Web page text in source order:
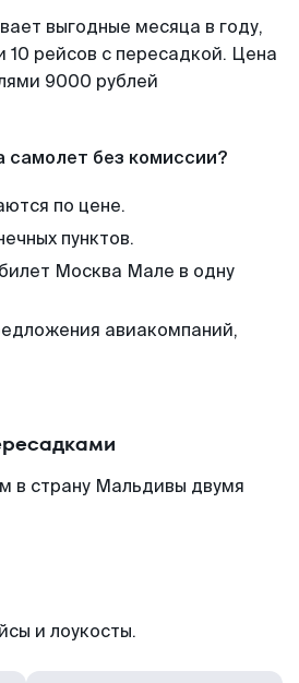
выгодные месяца в году,
рейсов с пересадкой. Цена
9000 рублей
самолет без комиссии?
по цене.
пунктов.
Москва Мале в одну
авиакомпаний,
в страну Мальдивы двумя
и лоукосты.